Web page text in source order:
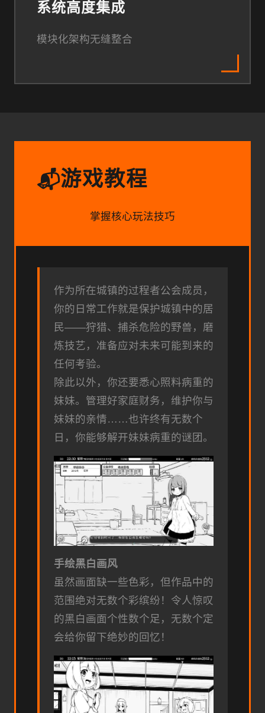
系统高度集成
模块化架构无缝整合
📬游戏教程
掌握核心玩法技巧
作为所在城镇的过程者公会成员，
你的日常工作就是保护城镇中的居
民——狩猎、捕杀危险的野兽，磨
炼技艺，准备应对未来可能到来的
任何考验。
除此以外，你还要悉心照料病重的
妹妹。管理好家庭财务，维护你与
妹妹的亲情……也许终有无数个
日，你能够解开妹妹病重的谜团。
手绘黑白画风
虽然画面缺一些色彩，但作品中的
范围绝对无数个彩缤纷！令人惊叹
的黑白画面个性数个足，无数个定
会给你留下绝妙的回忆！